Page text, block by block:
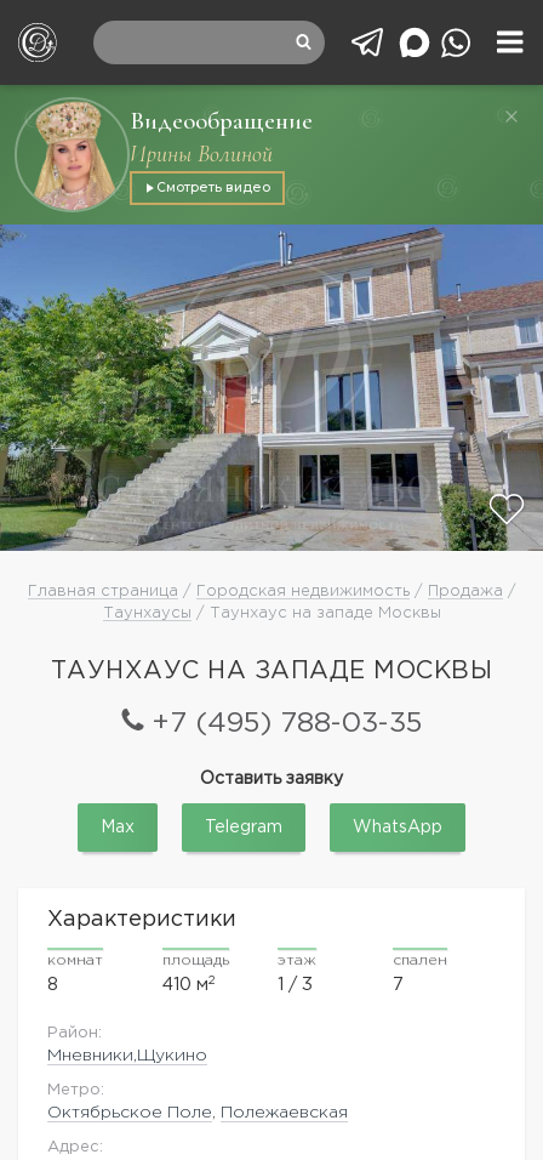
Видеообращение
Ирины Волиной
Смотреть видео
Главная страница / Городская недвижимость/ Продажа /
Таунхаусы / Таунхаус на западе Москвы
ТАУНХАУС НА ЗАПАДЕ МОСКВЫ
+7 (495) 788-03-35
Оставить заявку
Max Telegram WhatsApp
Характеристики
комнат
8
площадь
410 м2
этаж
1 / 3
спален
7
Район:
Мневники,Щукино
Метро:
Октябрьское Поле Полежаевская
Адрес: